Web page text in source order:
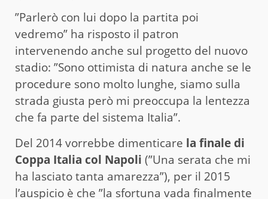
”Parlerò con lui dopo la partita poi
vedremo” ha risposto il patron
intervenendo anche sul progetto del nuovo
stadio: ”Sono ottimista di natura anche se le
procedure sono molto lunghe, siamo sulla
strada giusta però mi preoccupa la lentezza
che fa parte del sistema Italia”.
Del 2014 vorrebbe dimenticare la finale di
Coppa Italia col Napoli (”Una serata che mi
ha lasciato tanta amarezza”), per il 2015
l’auspicio è che ”la sfortuna vada finalmente